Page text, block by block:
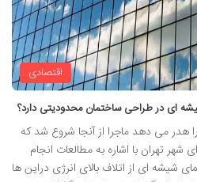
اقتصادی
ای در طراحی ساختمان محدودیتی دارد؟
تا ۷۰ درصد را هدر می دهد ماجرا از آنجا شروع شد که
تهران با اشاره به مطالعات انجام
شیشه ای از اتلاف بالای انرژی دراین ها